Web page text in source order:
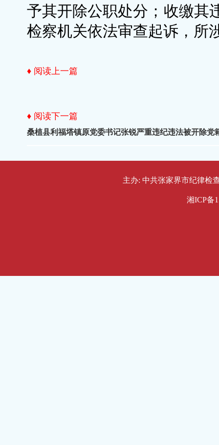
予其开除公职处分；收缴其
检察机关依法审查起诉，所
♦ 阅读上一篇
♦ 阅读下一篇
桑植县利福塔镇原党委书记张锐严重违纪违法被开除党
主办: 中共张家界市纪律检
湘ICP备